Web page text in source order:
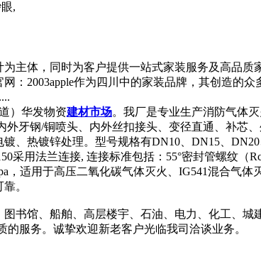
,
主体，同时为客户提供一站式家装服务及高品
：2003apple作为四川中的家装品牌，其创造的
）华发物资建材市场。我厂是专业生产消防气体
牙钢/铜喷头、内外丝扣接头、变径直通、补芯
、热镀锌处理。型号规格有DN10、DN15、
采用法兰连接, 连接标准包括：55°密封管螺纹（
，适用于高压二氧化碳气体灭火、IG541混合气
。
书馆、船舶、高层楼宇、石油、电力、化工、
服务。诚挚欢迎新老客户光临我司洽谈业务。